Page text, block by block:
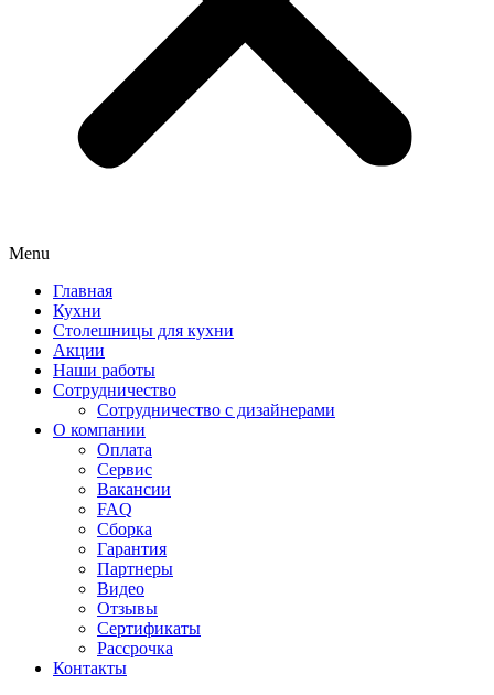
Menu
Главная
Кухни
Столешницы для кухни
Акции
Наши работы
Сотрудничество
Сотрудничество с дизайнерами
О компании
Оплата
Сервис
Вакансии
FAQ
Сборка
Гарантия
Партнеры
Видео
Отзывы
Сертификаты
Рассрочка
Контакты